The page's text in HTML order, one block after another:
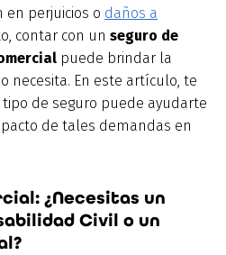
perjuicios o daños a
contar con un seguro de
puede brindar la
necesita. En este artículo, te
de seguro puede ayudarte
de tales demandas en
¿Necesitas un
Civil o un